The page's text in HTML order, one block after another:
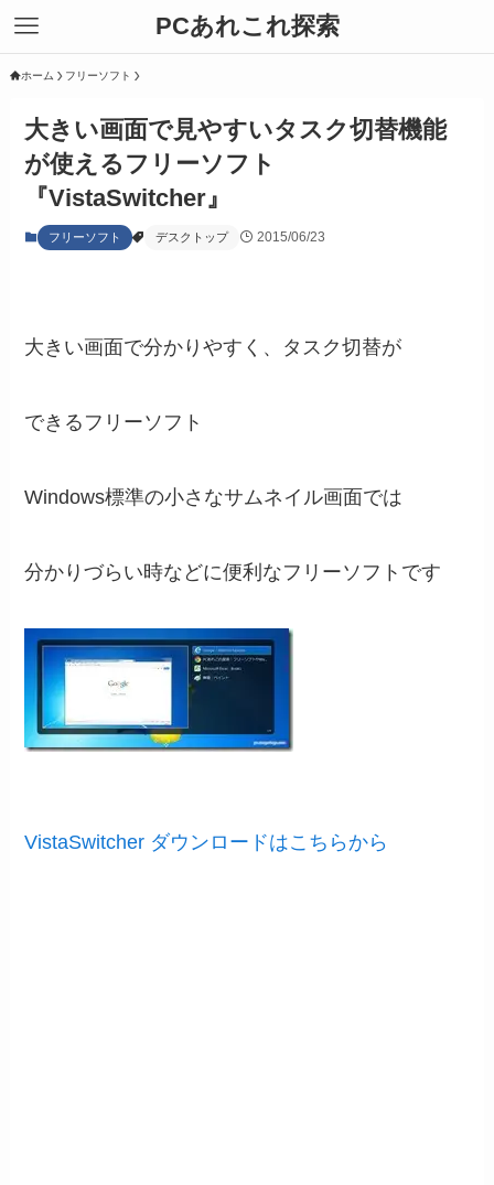
PCあれこれ探索
ホーム フリーソフト
大きい画面で見やすいタスク切替機能
が使えるフリーソフト
『VistaSwitcher』
フリーソフト デスクトップ 2015/06/23
大きい画面で分かりやすく、タスク切替が
できるフリーソフト
Windows標準の小さなサムネイル画面では
分かりづらい時などに便利なフリーソフトです
VistaSwitcher ダウンロードはこちらから